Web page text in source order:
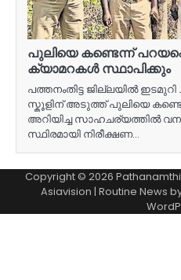
പുലിയെ കണ്ടെന്ന്
ക്യാമറകൾ സ്ഥാപിക്കും
പത്തനംതിട്ട ജില്ലയിൽ
സ്കൂളിന് അടുത്ത് പുലിയെ
അറിയിച്ച സാഹചര്യത്തിൽ
സ്ഥിരമായി നിരീക്ഷണ…
Copyright © 2026
Asiavision | Routine News